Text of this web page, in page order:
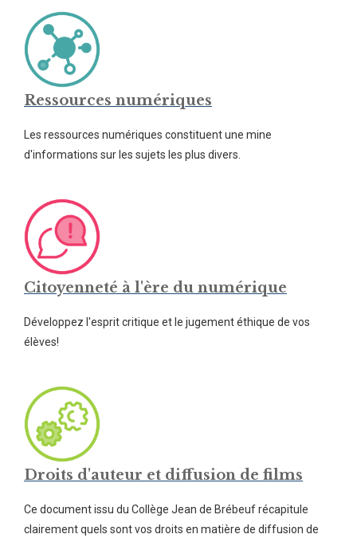
Ressources numériques
Les ressources numériques constituent une mine
d'informations sur les sujets les plus divers.
Citoyenneté à l'ère du numérique
Développez l'esprit critique et le jugement éthique de vos
élèves!
Droits d'auteur et diffusion de films
Ce document issu du Collège Jean de Brébeuf récapitule
clairement quels sont vos droits en matière de diffusion de